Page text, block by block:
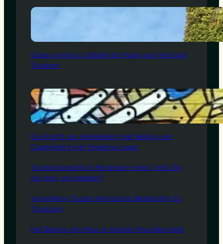
Groen omhoog: Ontdek de Magie van Verticaal
Tuinieren
De Kracht van Verbeelding: Het Belang van
Creativiteit in het Moderne Leven
Tandartspraktijk in Rotterdam-West, Wat Zijn
de Voor- en Nadelen?
Vergelijking Tussen Ambulante Begeleiding En
Thuiszorg
Het Belang van Kleur in Keuken Muurdecoratie